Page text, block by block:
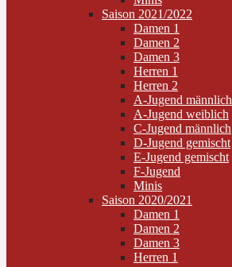
Saison 2021/2022
Damen 1
Damen 2
Damen 3
Herren 1
Herren 2
A-Jugend männlich
A-Jugend weiblich
C-Jugend männlich
D-Jugend gemischt
E-Jugend gemischt
F-Jugend
Minis
Saison 2020/2021
Damen 1
Damen 2
Damen 3
Herren 1